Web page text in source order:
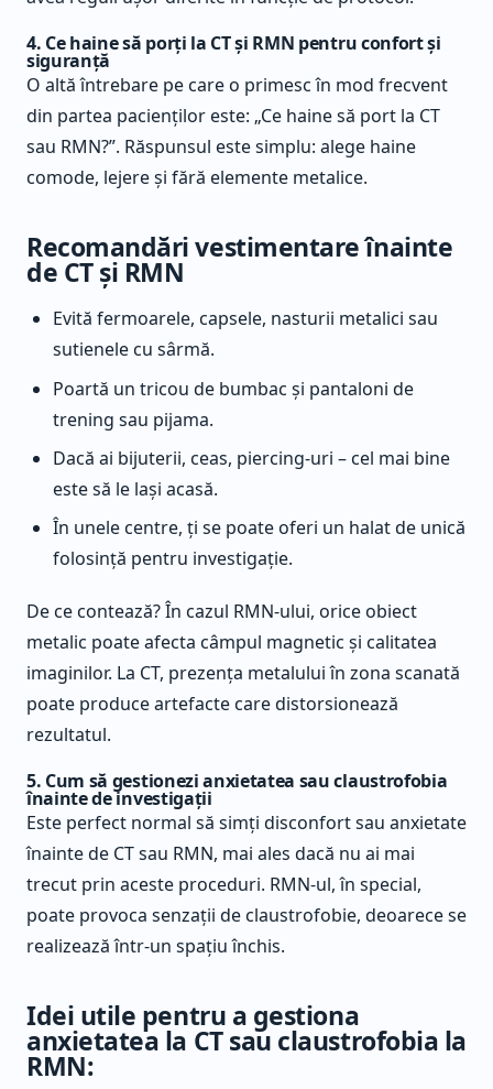
4. Ce haine să porți la CT și RMN pentru confort și
siguranță
O altă întrebare pe care o primesc în mod frecvent
din partea pacienților este: „Ce haine să port la CT
sau RMN?”. Răspunsul este simplu: alege haine
comode, lejere și fără elemente metalice.
Recomandări vestimentare înainte
de CT și RMN
Evită fermoarele, capsele, nasturii metalici sau
sutienele cu sârmă.
Poartă un tricou de bumbac și pantaloni de
trening sau pijama.
Dacă ai bijuterii, ceas, piercing-uri – cel mai bine
este să le lași acasă.
În unele centre, ți se poate oferi un halat de unică
folosință pentru investigație.
De ce contează? În cazul RMN-ului, orice obiect
metalic poate afecta câmpul magnetic și calitatea
imaginilor. La CT, prezența metalului în zona scanată
poate produce artefacte care distorsionează
rezultatul.
5. Cum să gestionezi anxietatea sau claustrofobia
înainte de investigații
Este perfect normal să simți disconfort sau anxietate
înainte de CT sau RMN, mai ales dacă nu ai mai
trecut prin aceste proceduri. RMN-ul, în special,
poate provoca senzații de claustrofobie, deoarece se
realizează într-un spațiu închis.
Idei utile pentru a gestiona
anxietatea la CT sau claustrofobia la
RMN: